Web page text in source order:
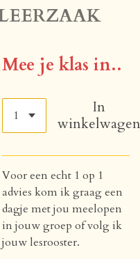
Mee je klas in..
In
winkelwagen
Voor een echt 1 op 1
advies kom ik graag een
dagje met jou meelopen
in jouw groep of volg ik
jouw lesrooster.